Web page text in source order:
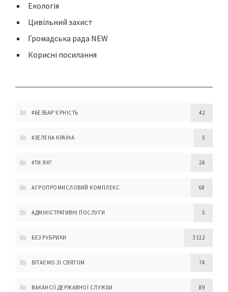
Екологія
Цивільний захист
Громадська рада NEW
Корисні посилання
#БЕЗБАР'ЄРНІСТЬ 42
#ЗЕЛЕНА КРАЇНА 5
#ТИ ЯК? 24
АГРОПРОМИСЛОВИЙ КОМПЛЕКС 68
АДМІНІСТРАТИВНІ ПОСЛУГИ 5
БЕЗ РУБРИКИ 3 112
ВІТАЄМО ЗІ СВЯТОМ 74
ВАКАНСІЇ ДЕРЖАВНОЇ СЛУЖБИ 89